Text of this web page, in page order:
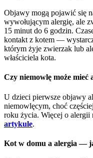
Objawy mogą pojawić się
wywołującym alergię, ale
15 minut do 6 godzin.
kontakt z kotem —
którym żyje zwierzak lub
właściciela kota.
Czy niemowlę może mieć
U dzieci pierwsze objawy
niemowlęcym, choć
roku życia. Więcej o alergii
artykule.
Kot w domu a alergia —